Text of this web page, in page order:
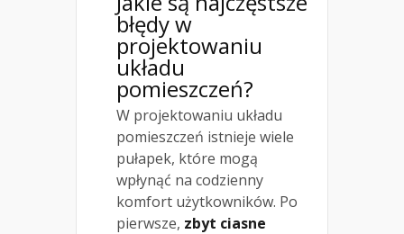
błędy w
projektowaniu
układu
pomieszczeń?
W projektowaniu układu
pomieszczeń istnieje wiele
pułapek, które mogą
wpłynąć na codzienny
komfort użytkowników. Po
pierwsze, zbyt ciasne